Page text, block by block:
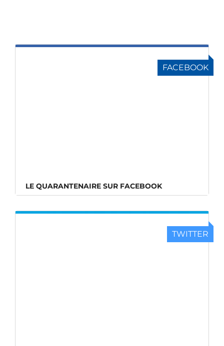
FACEBOOK
LE QUARANTENAIRE SUR FACEBOOK
TWITTER